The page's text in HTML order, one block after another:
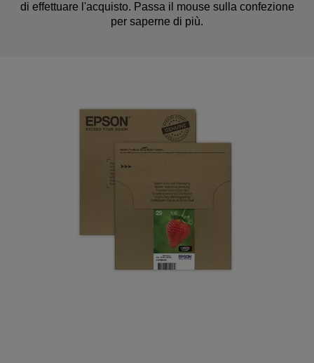
di effettuare l'acquisto. Passa il mouse sulla confezione
per saperne di più.